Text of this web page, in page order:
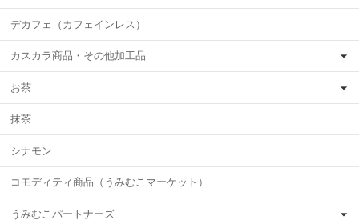
デカフェ（カフェインレス）
カスカラ商品・その他加工品
お茶
抹茶
シナモン
コモディティ商品（うみむこマーケット）
うみむこパートナーズ